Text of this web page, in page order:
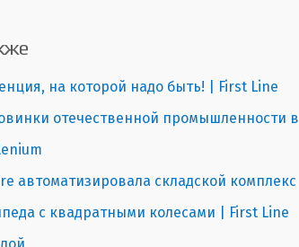
на которой надо быть! | First Line
отечественной промышленности в
автоматизировала складской комплекс
с квадратными колесами | First Line